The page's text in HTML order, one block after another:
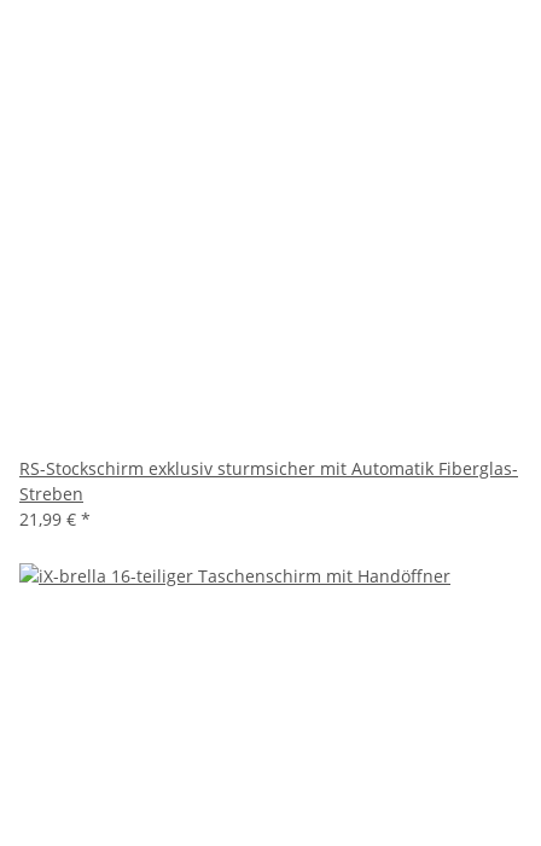
RS-Stockschirm exklusiv sturmsicher mit Automatik Fiberglas-
Streben
21,99 € *